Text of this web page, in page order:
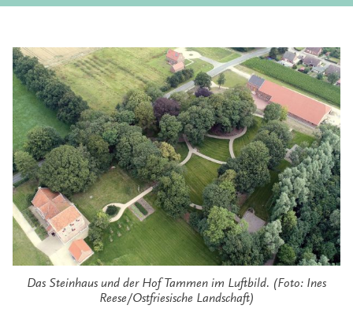
Das Steinhaus und der Hof Tammen im Luftbild. (Foto: Ines
Reese/Ostfriesische Landschaft)